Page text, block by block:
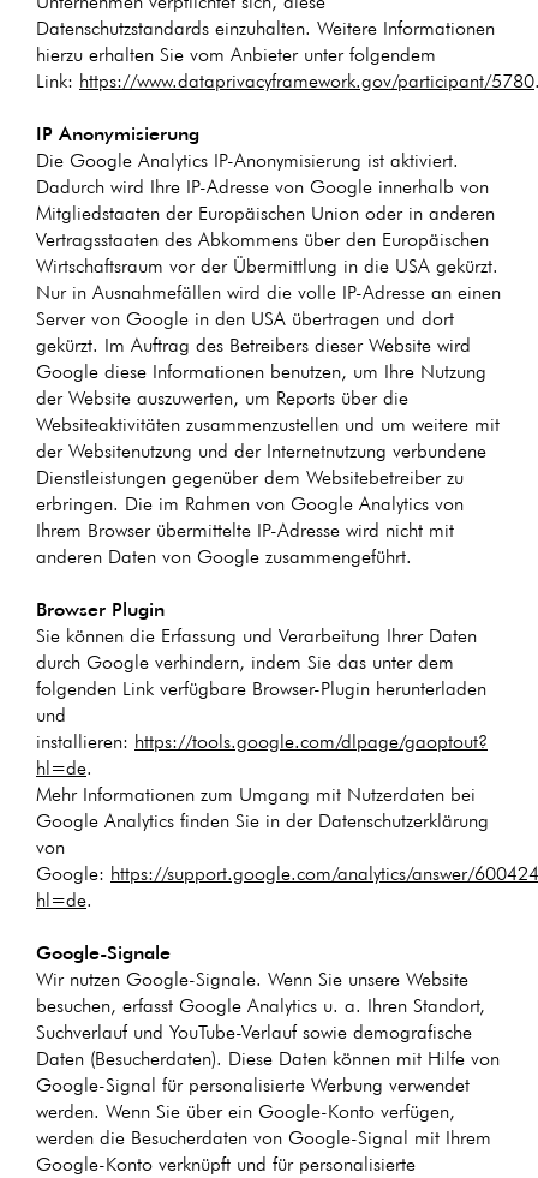
Datenschutzstandards einzuhalten. Weitere Informationen
hierzu erhalten Sie vom Anbieter unter folgendem
Link: https://www.dataprivacyframework.gov/participant/5780
IP Anonymisierung
Die Google Analytics IP-Anonymisierung ist aktiviert.
Dadurch wird Ihre IP-Adresse von Google innerhalb von
Mitgliedstaaten der Europäischen Union oder in anderen
Vertragsstaaten des Abkommens über den Europäischen
Wirtschaftsraum vor der Übermittlung in die USA gekürzt.
Nur in Ausnahmefällen wird die volle IP-Adresse an einen
Server von Google in den USA übertragen und dort
gekürzt. Im Auftrag des Betreibers dieser Website wird
Google diese Informationen benutzen, um Ihre Nutzung
der Website auszuwerten, um Reports über die
Websiteaktivitäten zusammenzustellen und um weitere mit
der Websitenutzung und der Internetnutzung verbundene
Dienstleistungen gegenüber dem Websitebetreiber zu
erbringen. Die im Rahmen von Google Analytics von
Ihrem Browser übermittelte IP-Adresse wird nicht mit
anderen Daten von Google zusammengeführt.
Browser Plugin
Sie können die Erfassung und Verarbeitung Ihrer Daten
durch Google verhindern, indem Sie das unter dem
folgenden Link verfügbare Browser-Plugin herunterladen
und
installieren: https://tools.google.com/dlpage/gaoptout?
hl=de.
Mehr Informationen zum Umgang mit Nutzerdaten bei
Google Analytics finden Sie in der Datenschutzerklärung
von
Google: https://support.google.com/analytics/answer/
hl=de.
Google-Signale
Wir nutzen Google-Signale. Wenn Sie unsere Website
besuchen, erfasst Google Analytics u. a. Ihren Standort,
Suchverlauf und YouTube-Verlauf sowie demografische
Daten (Besucherdaten). Diese Daten können mit Hilfe von
Google-Signal für personalisierte Werbung verwendet
werden. Wenn Sie über ein Google-Konto verfügen,
werden die Besucherdaten von Google-Signal mit Ihrem
Google-Konto verknüpft und für personalisierte